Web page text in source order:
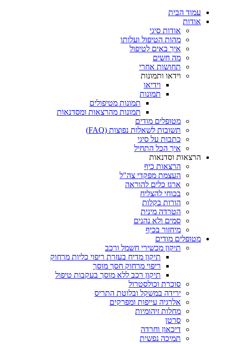
עמוד הבית
אודות
אודות סיגי
מהות הטיפול ועלותו
איך באים לטיפול
מה חשים
תחושות אחרי
וידאו ותמונות
וידיאו
תמונות
תמונות מטיפולים
תמונות מהרצאות ומסדנאות
מטופלים מודים
תשובות לשאלות נפוצות (FAQ)
כתבות על סיגי
איך הכל התחיל
הרצאות וסדנאות
הרצאות כיף
העצמת מפקדי צה"ל
ארגז כלים להוראה
בכוחי להצליח
הורות בקלות
הטרדה מינית
סמים ולא נהנים
מיחזור בכיף
מטופלים מודים
תיקון מכשירי חשמל ורכב
תיקון מדיח בעזרת ריפוי כליות מרחוק
ריפוי מרחוק חסך מוסך
תיקון רכב ללא מוסך בעקבות טיפול
סוכרת וכולסטרול
ירידה במשקל ובלוטת התריס
אלרגיה עייפות ומפרקים
מחלות זיהומיות
סרטן
דיכאון וחרדה
תמיכה נפשית